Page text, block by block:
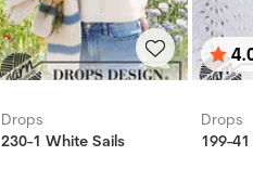
Drops
230-1 White Sails
utav
Drops
199-